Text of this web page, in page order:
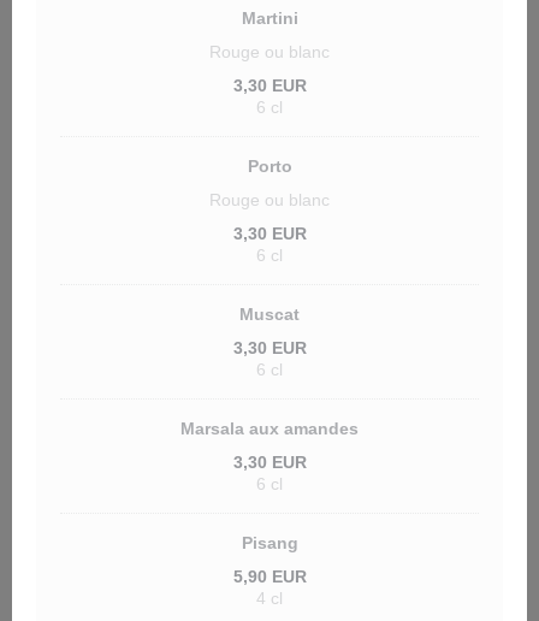
Martini
Rouge ou blanc
3,30 EUR
6 cl
Porto
Rouge ou blanc
3,30 EUR
6 cl
Muscat
3,30 EUR
6 cl
Marsala aux amandes
3,30 EUR
6 cl
Pisang
5,90 EUR
4 cl